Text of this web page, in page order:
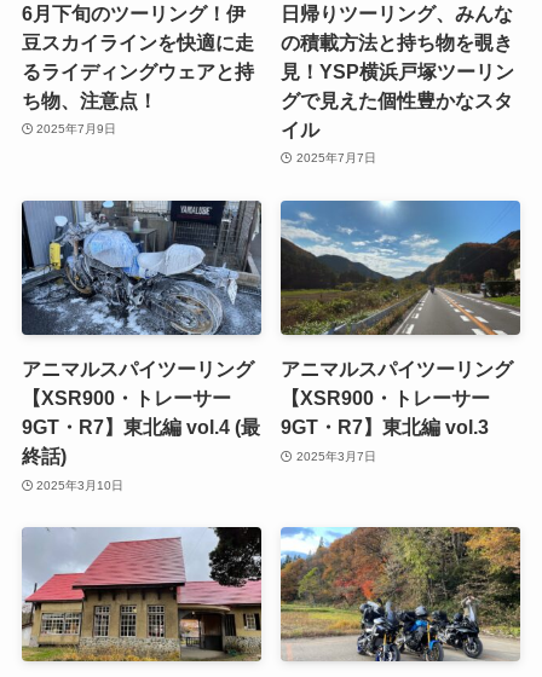
6月下旬のツーリング！伊
豆スカイラインを快適に走
るライディングウェアと持
ち物、注意点！
2025年7月9日
日帰りツーリング、みんな
の積載方法と持ち物を覗き
見！YSP横浜戸塚ツーリン
グで見えた個性豊かなスタ
イル
2025年7月7日
アニマルスパイツーリング
【XSR900・トレーサー
9GT・R7】東北編 vol.4 (最
終話)
2025年3月10日
アニマルスパイツーリング
【XSR900・トレーサー
9GT・R7】東北編 vol.3
2025年3月7日